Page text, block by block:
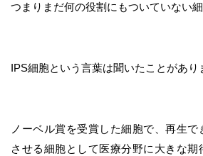
つまりまだ何の役割にもついていない細
IPS細胞という言葉は聞いたことがあり
ノーベル賞を受賞した細胞で、再生
させる細胞として医療分野に大きな